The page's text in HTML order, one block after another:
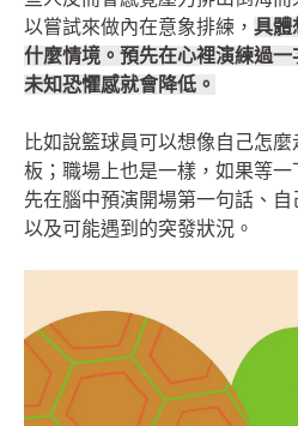
以嘗試來做內在意象排練， 具體
什麼情境。預先在心裡演練過一
未知恐懼感就會降低。
比如說籃球員可以想像自己怎
板；職場上也是一樣，如果等一
先在腦中預演開場第一句話、自
以及可能遇到的突發狀況。